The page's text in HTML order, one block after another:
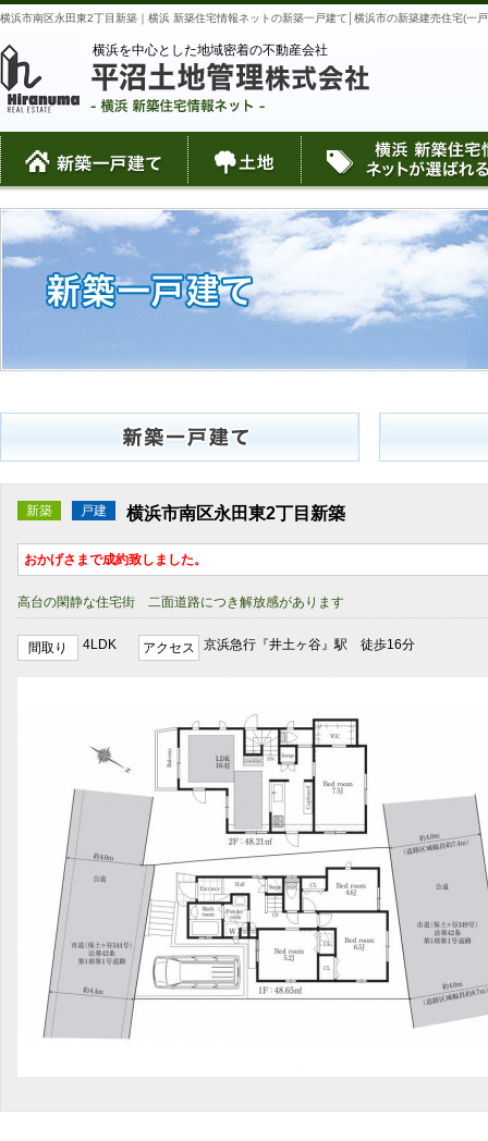
横浜市南区永田東2丁目新築｜横浜 新築住宅情報ネットの新築一戸建て│横浜市の新築建売住宅(一
横浜を中心とした地域密着の不動産会社
新築 戸建 横浜市南区永田東2丁目新築
おかげさまで成約致しました。
高台の閑静な住宅街 二面道路につき解放感があります
間取り 4LDK アクセス 京浜急行『井土ヶ谷』駅 徒歩16分